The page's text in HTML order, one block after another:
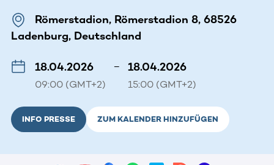
Römerstadion, Römerstadion 8, 68526
Ladenburg, Deutschland
18.04.2026
09:00 (GMT+2)
– 18.04.2026
15:00 (GMT+2)
INFO PRESSE ZUM KALENDER HINZUFÜGEN